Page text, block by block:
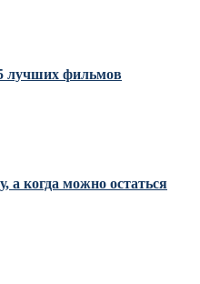
лучших фильмов
а когда можно остаться